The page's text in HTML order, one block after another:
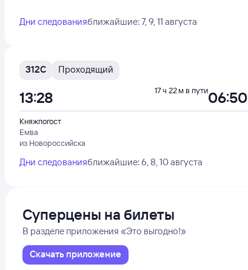
Дни следованияближайшие: 7, 9, 11 августа
312С Проходящий
Княжпогост
Емва
из Новороссийска
13:28 06:50
17 ч 22 м в пути
Дни следованияближайшие: 6, 8, 10 августа
Суперцены на билеты
В разделе приложения «Это выгодно!»
Скачать приложение